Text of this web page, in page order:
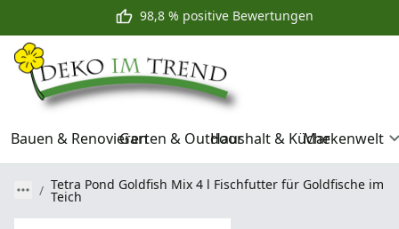
98,8 % positive Bewertungen
Bauen & RenovierenGarten & OutdoorHaushalt & KücheMarkenwelt
Tetra Pond Goldfish Mix 4 l Fischfutter für Goldfische im
Teich